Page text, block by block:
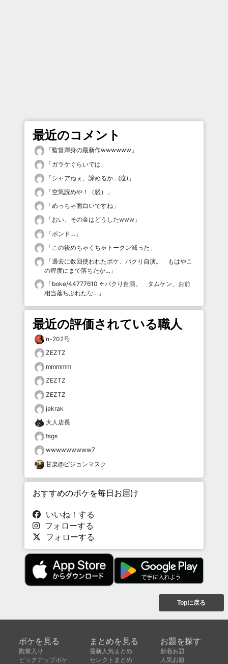
最近のコメント
「監督渾身の最新作wwwwww 」
「ガラケぐらいでは 」
「シャアねぇ、諦めるか…(泣) 」
「空気読めや！（怒）
」
「めっちゃ面白いですね 」
「おい、その金はどうしたwww 」
「ポンド… 」
「 この後めちゃくちゃトークン減った 」
「過去に数回使われたボケ、パクり自演。 もはやこ
の程度にまで落ちたか… 」
「boke/44777610 ←パクり自演。 タムケン、お前
相当落ちぶれたな… 」
最近の評価されている職人
n-202号
ZEZTZ
mmmmm
ZEZTZ
ZEZTZ
jakrak
大人店長
tsgs
wwwwwwwww7
甘楽@ピジョンマスク
おすすめのボケを毎日お届け
いいね！する
フォローする
フォローする
Topに戻る
ボケを見る
殿堂入り
ピックアップボケ
まとめを見る
最新人気まとめ
セレクトまとめ
お題を探す
新着お題
人気お題